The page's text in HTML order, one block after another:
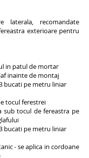
laterala, recomandate
exterioare pentru
in patul de mortar
inainte de montaj
pe metru liniar
tocul ferestrei
tocul de fereastra pe
pe metru liniar
- se aplica in cordoane